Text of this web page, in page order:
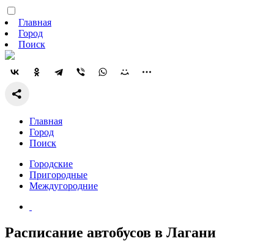
Главная
Город
Поиск
Главная
Город
Поиск
Городские
Пригородные
Междугородние
Расписание автобусов в Лагани